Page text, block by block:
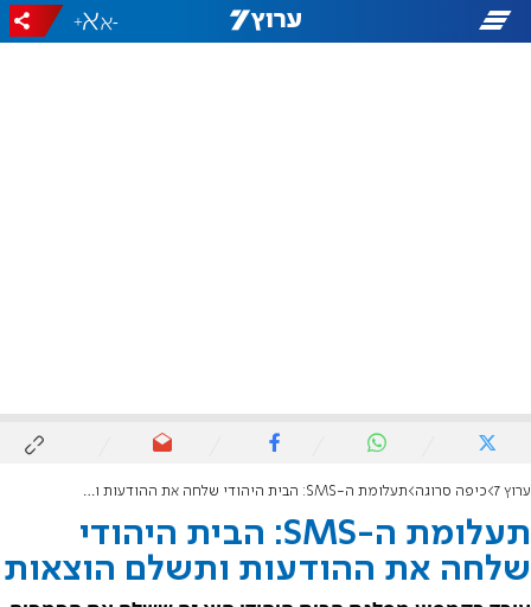
-
+
ערוץ 7 כיפה סרוגה תעלומת ה-SMS: הבית היהודי שלחה את ההודעות ותשלם הוצאות
תעלומת ה-SMS: הבית היהודי
שלחה את ההודעות ותשלם הוצאות